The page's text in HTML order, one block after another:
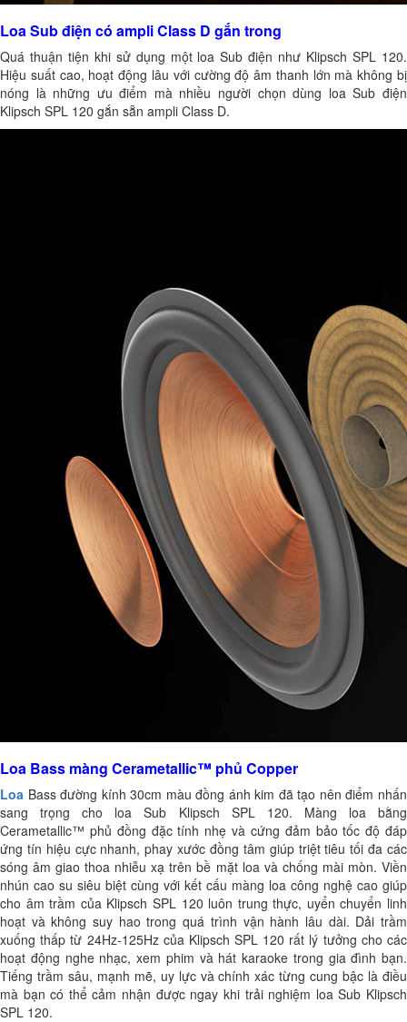
Loa Sub điện có ampli Class D gắn trong
Quá thuận tiện khi sử dụng một loa Sub điện như Klipsch SPL 120.
Hiệu suất cao, hoạt động lâu với cường độ âm thanh lớn mà không bị
nóng là những ưu điểm mà nhiều người chọn dùng loa Sub điện
Klipsch SPL 120 gắn sẵn ampli Class D.
Loa Bass màng Cerametallic™ phủ Copper
Loa Bass đường kính 30cm màu đồng ánh kim đã tạo nên điểm nhấn
sang trọng cho loa Sub Klipsch SPL 120. Màng loa bằng
Cerametallic™ phủ đồng đặc tính nhẹ và cứng đảm bảo tốc độ đáp
ứng tín hiệu cực nhanh, phay xước đồng tâm giúp triệt tiêu tối đa các
sóng âm giao thoa nhiễu xạ trên bề mặt loa và chống mài mòn. Viền
nhún cao su siêu biệt cùng với kết cấu màng loa công nghệ cao giúp
cho âm trầm của Klipsch SPL 120 luôn trung thực, uyển chuyển linh
hoạt và không suy hao trong quá trình vận hành lâu dài. Dải trầm
xuống thấp từ 24Hz-125Hz của Klipsch SPL 120 rất lý tưởng cho các
hoạt động nghe nhạc, xem phim và hát karaoke trong gia đình bạn.
Tiếng trầm sâu, mạnh mẽ, uy lực và chính xác từng cung bậc là điều
mà bạn có thể cảm nhận được ngay khi trải nghiệm loa Sub Klipsch
SPL 120.